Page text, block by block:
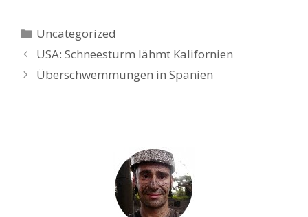
Kategorien
Uncategorized
USA: Schneesturm lähmt Kalifornien
Überschwemmungen in Spanien